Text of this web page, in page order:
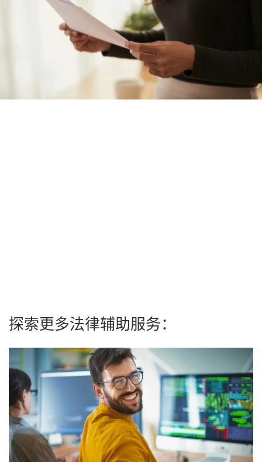
探索更多法律辅助服务：